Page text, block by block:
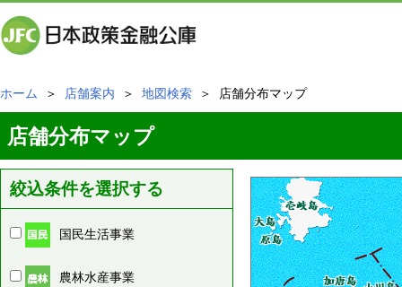
ホーム ＞ 店舗案内 ＞ 地図検索 ＞ 店舗分布マップ
店舗分布マップ
絞込条件を選択する
国民生活事業
農林水産事業